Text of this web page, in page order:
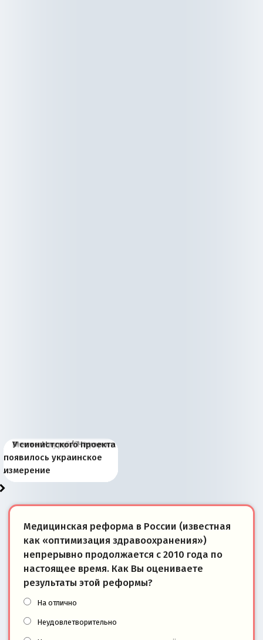
Киевская марионетка
Запада рассказала о
«переобувании» хозяев
В России назрели
перемены: 15 шагов к
суверенной экономике
Миграционный пожар
Европы
Россия начинает
сбрасывать балласт
Анкориджа
Россия зимой 1904
года: первые уступки во
внутренней политике
Русская нация вчера и
сегодня
Почему правый крах в
Варшаве не поможет её
отношениям с Россией?
Место Науру / Науэро в
современной истории
Южной Осетии
У сионистского проекта
появилось украинское
измерение
Медицинская реформа в России (известная
как «оптимизация здравоохранения»)
непрерывно продолжается с 2010 года по
настоящее время. Как Вы оцениваете
результаты этой реформы?
На отлично
Неудовлетворительно